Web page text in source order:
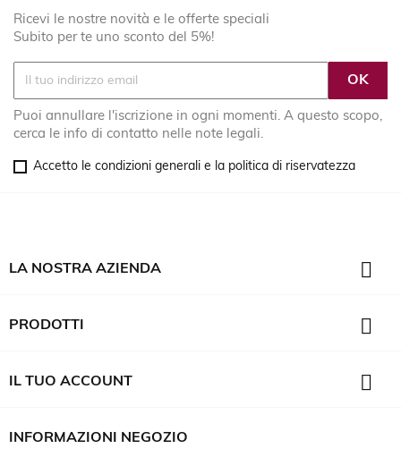
Ricevi le nostre novità e le offerte speciali
Subito per te uno sconto del 5%!
Puoi annullare l'iscrizione in ogni momenti. A questo scopo,
cerca le info di contatto nelle note legali.
Accetto le condizioni generali e la politica di riservatezza
LA NOSTRA AZIENDA 
PRODOTTI 
IL TUO ACCOUNT 
INFORMAZIONI NEGOZIO